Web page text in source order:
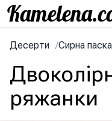
Десерти /Сирна паска
ряжанки